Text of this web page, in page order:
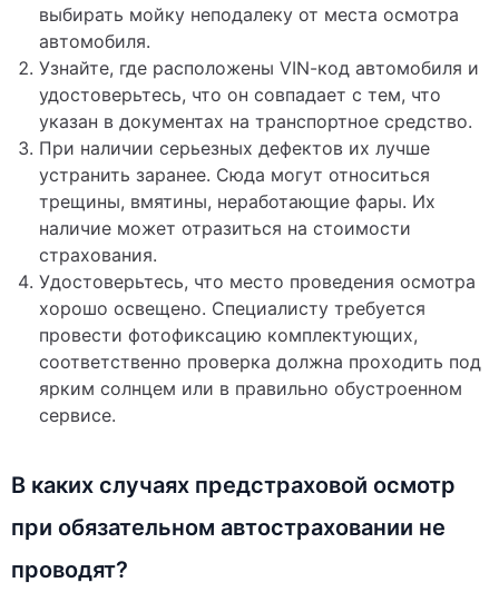
выбирать мойку неподалеку от места осмотра
автомобиля.
Узнайте, где расположены VIN-код автомобиля и
удостоверьтесь, что он совпадает с тем, что
указан в документах на транспортное средство.
При наличии серьезных дефектов их лучше
устранить заранее. Сюда могут относиться
трещины, вмятины, неработающие фары. Их
наличие может отразиться на стоимости
страхования.
Удостоверьтесь, что место проведения осмотра
хорошо освещено. Специалисту требуется
провести фотофиксацию комплектующих,
соответственно проверка должна проходить под
ярким солнцем или в правильно обустроенном
сервисе.
В каких случаях предстраховой осмотр
при обязательном автостраховании не
проводят?